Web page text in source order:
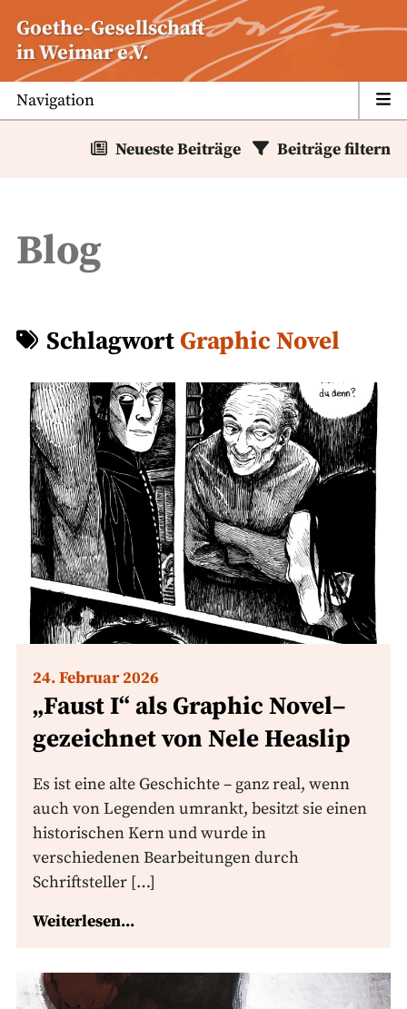
Inhalt
springen
Goethe-Gesellschaft
in Weimar e.V.
Navigation
Neueste Beiträge Beiträge filtern
Blog
Schlagwort Graphic Novel
24. Februar 2026
„Faust I“ als Graphic Novel–
gezeichnet von Nele Heaslip
Es ist eine alte Geschichte – ganz real, wenn
auch von Legenden umrankt, besitzt sie einen
historischen Kern und wurde in
verschiedenen Bearbeitungen durch
Schriftsteller […]
Weiterlesen...